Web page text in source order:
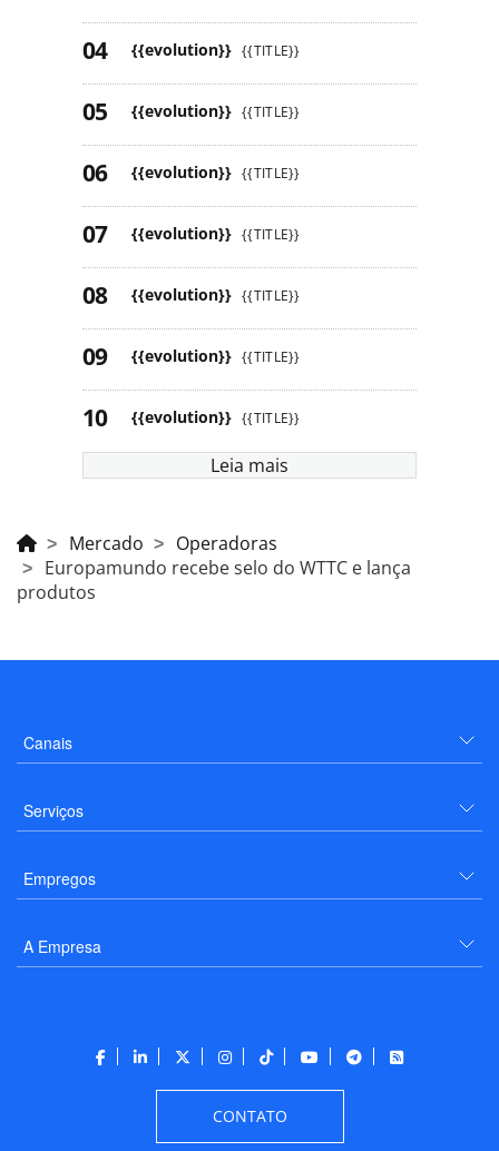
{{evolution}} {{TITLE}}
{{evolution}} {{TITLE}}
{{evolution}} {{TITLE}}
{{evolution}} {{TITLE}}
{{evolution}} {{TITLE}}
{{evolution}} {{TITLE}}
{{evolution}} {{TITLE}}
Leia mais
Mercado
Operadoras
Europamundo recebe selo do WTTC e lança
produtos
Canais
Serviços
Empregos
A Empresa
CONTATO